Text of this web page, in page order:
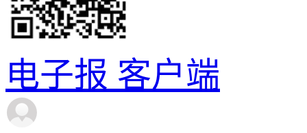
电子报 客户端